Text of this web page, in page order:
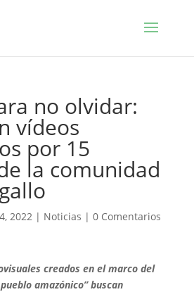
no olvidar:
vídeos
por 15
la comunidad
2022| Noticias | 0 Comentarios
creados en el marco del
amazónico” buscan